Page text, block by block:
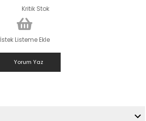
Kritik Stok
İstek Listeme Ekle
Yorum Yaz